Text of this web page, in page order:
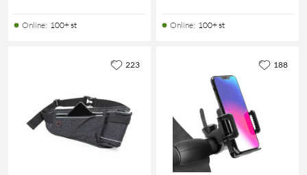
Online: 100+ st Online: 100+ st
223 188